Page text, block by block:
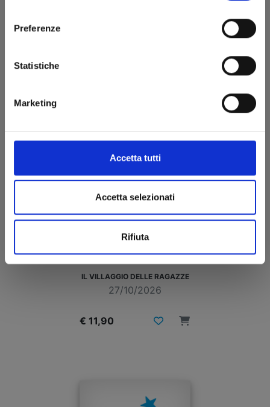
Preferenze
Statistiche
Marketing
Accetta tutti
Accetta selezionati
Rifiuta
IL VILLAGGIO DELLE RAGAZZE
27/10/2026
€ 11,90